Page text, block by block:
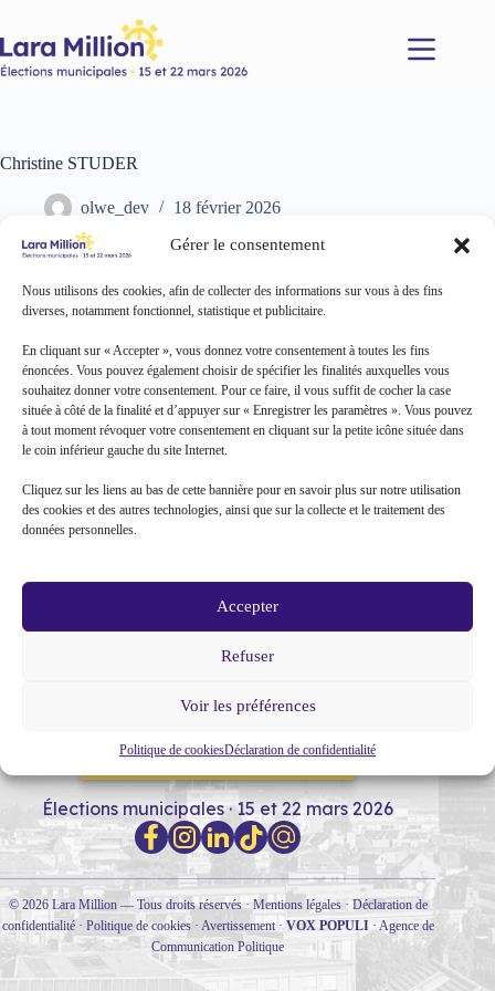
Gérer le consentement
Nous utilisons des cookies, afin de collecter des informations sur vous à des fins
diverses, notamment fonctionnel, statistique et publicitaire.
En cliquant sur « Accepter », vous donnez votre consentement à toutes les fins
énoncées. Vous pouvez également choisir de spécifier les finalités auxquelles vous
souhaitez donner votre consentement. Pour ce faire, il vous suffit de cocher la case
située à côté de la finalité et d’appuyer sur « Enregistrer les paramètres ». Vous pouvez
à tout moment révoquer votre consentement en cliquant sur la petite icône située dans
le coin inférieur gauche du site Internet.
Cliquez sur les liens au bas de cette bannière pour en savoir plus sur notre utilisation
des cookies et des autres technologies, ainsi que sur la collecte et le traitement des
données personnelles.
Accepter
Refuser
Voir les préférences
Politique de cookiesDéclaration de confidentialité
contenu
Christine STUDER
olwe_dev 18 février 2026
NOTRE PROGRAMME
RENCONTRONS-NOUS !
Élections municipales · 15 et 22 mars 2026
© 2026 Lara Million — Tous droits réservés ·Mentions légales· Déclaration de
confidentialité· Politique de cookies· Avertissement· VOX POPULI· Agence de
Communication Politique